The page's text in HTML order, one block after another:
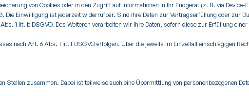
von Cookies oder in den Zugriff auf Informationen in Ihr Endgerät (z. B. via Device-
Die Einwilligung ist jederzeit widerrufbar. Sind Ihre Daten zur Vertragserfüllung oder zur
1 lit. b DSGVO. Des Weiteren verarbeiten wir Ihre Daten, sofern diese zur Erfüllung
nach Art. 6 Abs. 1 lit. f DSGVO erfolgen. Über die jeweils im Einzelfall einschlägigen
zusammen. Dabei ist teilweise auch eine Übermittlung von personenbezogenen